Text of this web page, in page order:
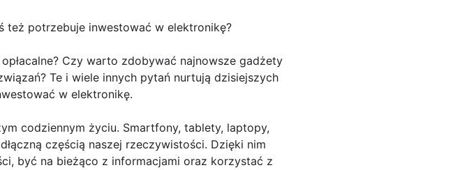
potrzebuje inwestować w elektronikę?
Czy warto zdobywać najnowsze gadżety
Te i wiele innych pytań nurtują dzisiejszych
w elektronikę.
codziennym życiu. Smartfony, tablety, laptopy,
częścią naszej rzeczywistości. Dzięki nim
być na bieżąco z informacjami oraz korzystać z